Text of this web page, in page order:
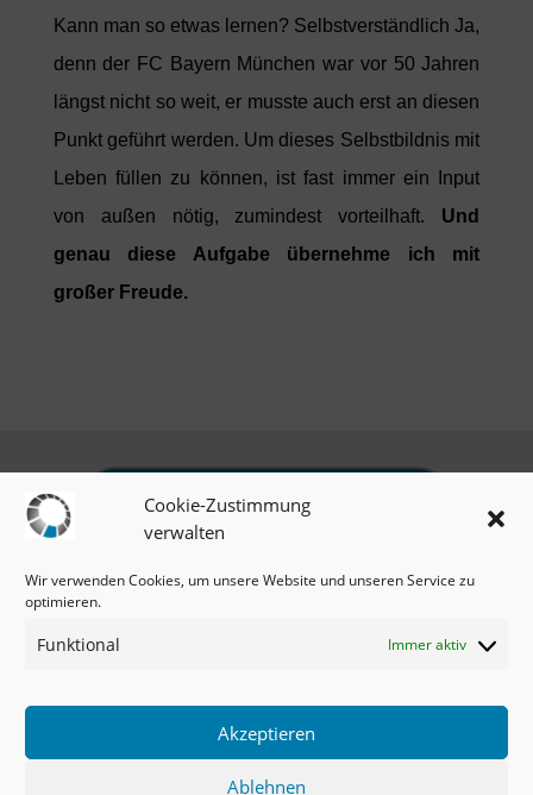
Cookie-Zustimmung
verwalten
Wir verwenden Cookies, um unsere Website und unseren Service zu
optimieren.
Funktional Immer aktiv
Akzeptieren
Ablehnen
Kann man so etwas lernen? Selbstverständlich Ja,
denn der FC Bayern München war vor 50 Jahren
längst nicht so weit, er musste auch erst an diesen
Punkt geführt werden. Um dieses Selbstbildnis mit
Leben füllen zu können, ist fast immer ein Input
von außen nötig, zumindest vorteilhaft. Und
genau diese Aufgabe übernehme ich mit
großer Freude.
omnia.vision-Unterseiten
Impressum| Datenschutz|Cookie-Richtlinie
Copyright © 2021 - Trainingthetrainer.de